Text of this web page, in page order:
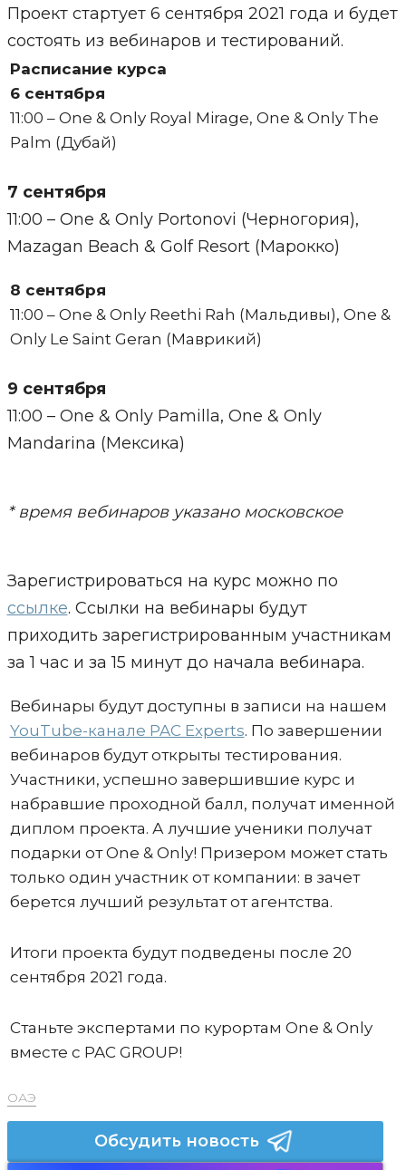
Проект стартует 6 сентября 2021 года и будет
состоять из вебинаров и тестирований.
Расписание курса
6 сентября
11:00 – One & Only Royal Mirage, One & Only The
Palm (Дубай)
7 сентября
11:00 – One & Only Portonovi (Черногория),
Mazagan Beach & Golf Resort (Марокко)
8 сентября
11:00 – One & Only Reethi Rah (Мальдивы), One &
Only Le Saint Geran (Маврикий)
9 сентября
11:00 – One & Only Pamilla, One & Only
Mandarina (Мексика)
* время вебинаров указано московское
Зарегистрироваться на курс можно по
ссылке. Ссылки на вебинары будут
приходить зарегистрированным участникам
за 1 час и за 15 минут до начала вебинара.
Вебинары будут доступны в записи на нашем
YouTube-канале PAC Experts. По завершении
вебинаров будут открыты тестирования.
Участники, успешно завершившие курс и
набравшие проходной балл, получат именной
диплом проекта. А лучшие ученики получат
подарки от One & Only! Призером может стать
только один участник от компании: в зачет
берется лучший результат от агентства.
Итоги проекта будут подведены после 20
сентября 2021 года.
Станьте экспертами по курортам One & Only
вместе с PAC GROUP!
ОАЭ
Обсудить новость